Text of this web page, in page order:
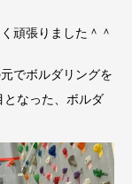
頑張りました＾＾
でボルダリングを
なった、ボルダ